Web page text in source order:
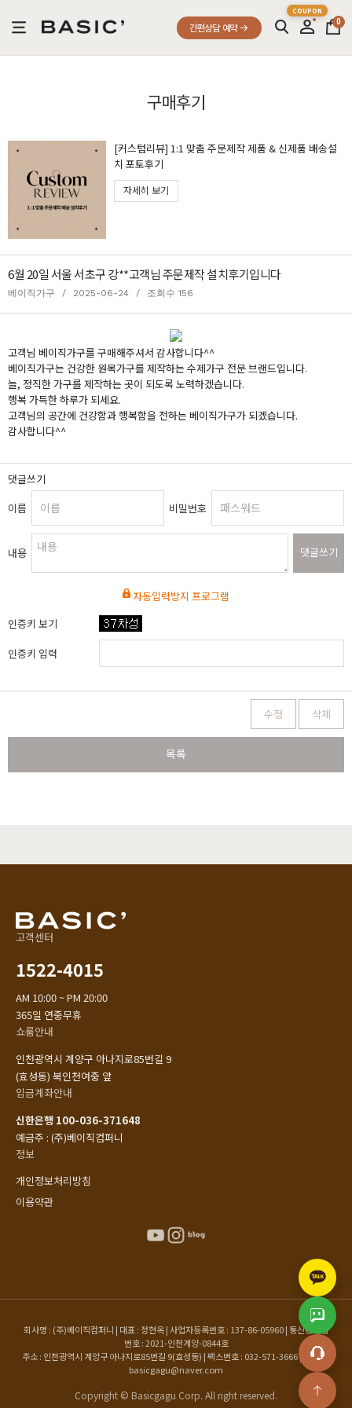
간편상담 예약
0
구매후기
[커스텀리뷰] 1:1 맞춤 주문제작 제품 & 신제품 배송설
치 포토후기
자세히 보기
6월 20일 서울 서초구 강**고객님 주문제작 설치후기입니다
베이직가구 / 2025-06-24 / 조회수 156
고객님 베이직가구를 구매해주셔서 감사합니다^^
베이직가구는 건강한 원목가구를 제작하는 수제가구 전문 브랜드입니다.
늘, 정직한 가구를 제작하는 곳이 되도록 노력하겠습니다.
행복 가득한 하루가 되세요.
고객님의 공간에 건강함과 행복함을 전하는 베이직가구가 되겠습니다.
감사합니다^^
댓글쓰기
이름
비밀번호
내용 댓글쓰기
자동입력방지 프로그램
인증키 보기
인증키 입력
수정 삭제
목록
고객센터
1522-4015
AM 10:00 ~ PM 20:00
365일 연중무휴
쇼룸안내
인천광역시 계양구 아나지로85번길 9
(효성동) 북인천여중 앞
입금계좌안내
신한은행 100-036-371648
예금주 : (주)베이직컴퍼니
정보
개인정보처리방침
이용약관
회사명 : (주)베이직컴퍼니 | 대표 : 정현옥 | 사업자등록번호 : 137-86-05960 | 통신판매업
번호 : 2021-인천계양-0844호
주소 : 인천광역시 계양구 아나지로85번길 9(효성동) | 팩스번호 : 032-571-3666 | 이메일 :
basicgagu@naver.com
Copyright © Basicgagu Corp. All right reserved.